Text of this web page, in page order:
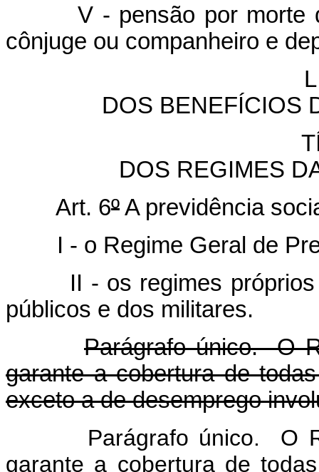
V - pensão por morte
cônjuge ou companheiro e
DOS BENEFÍCIOS
DOS REGIMES
Art. 6ºA previdência
I - o Regime Geral de
II - os regimes
públicos e dos militares.
Parágrafo único. O
garante a cobertura de
exceto a de desemprego
Parágrafo único. O
garante a cobertura de